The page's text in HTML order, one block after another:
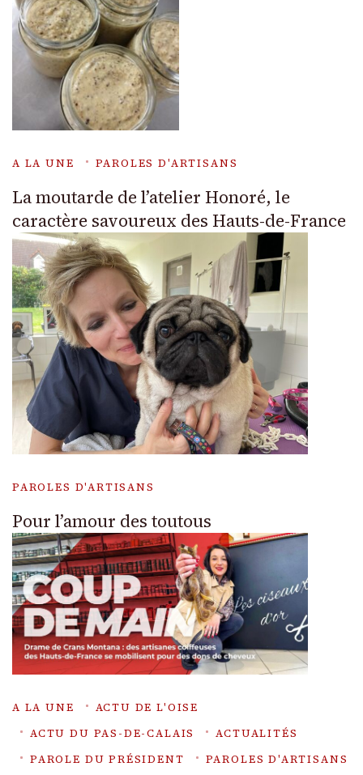
A LA UNE PAROLES D'ARTISANS
La moutarde de l’atelier Honoré, le
caractère savoureux des Hauts-de-France
PAROLES D'ARTISANS
Pour l’amour des toutous
A LA UNE
ACTU DE L'OISE
ACTU DU PAS-DE-CALAIS
ACTUALITÉS
PAROLE DU PRÉSIDENT
PAROLES D'ARTISANS